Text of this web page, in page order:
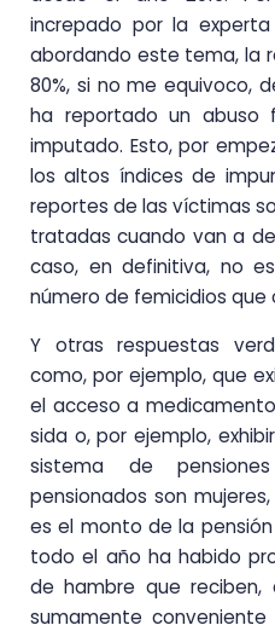
increpado por la
abordando este tema, la
80%, si no me equivoco,
ha reportado un abuso
imputado. Esto, por
los altos índices de
reportes de las víctimas
tratadas cuando van a
caso, en definitiva, no
número de femicidios que
Y otras respuestas
como, por ejemplo, que
el acceso a
sida o, por ejemplo,
sistema de
pensionados son
es el monto de la
todo el año ha habido
de hambre que
sumamente